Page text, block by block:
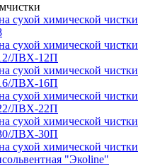
сухой химической чистки
сухой химической чистки
ЛВХ-12П
сухой химической чистки
ЛВХ-16П
сухой химической чистки
ЛВХ-22П
сухой химической чистки
ЛВХ-30П
сухой химической чистки
"Экоline"